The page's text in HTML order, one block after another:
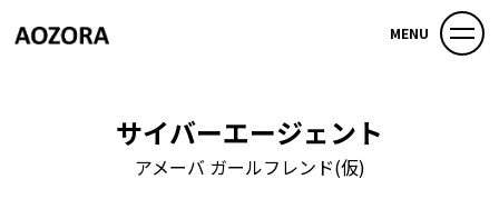
MENU
サイバーエージェント
アメーバ ガールフレンド(仮)